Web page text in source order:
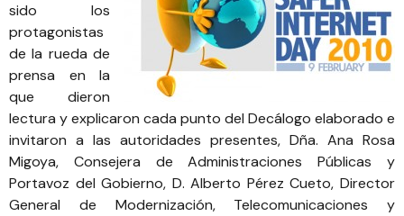
sido los
protagonistas
de la rueda de
prensa en la
que dieron
lectura y explicaron cada punto del Decálogo elaborado e
invitaron a las autoridades presentes, Dña. Ana Rosa
Migoya, Consejera de Administraciones Públicas y
Portavoz del Gobierno, D. Alberto Pérez Cueto, Director
General de Modernización, Telecomunicaciones y